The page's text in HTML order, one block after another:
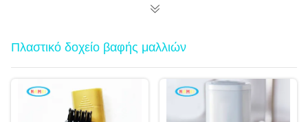
Πλαστικό δοχείο βαφής μαλλιών